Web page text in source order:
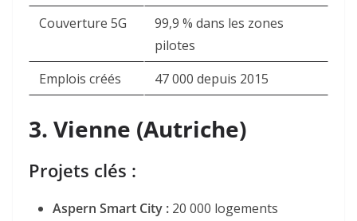
Couverture 5G
99,9 % dans les zones
pilotes
Emplois créés
47 000 depuis 2015
3. Vienne (Autriche)
Projets clés :
Aspern Smart City : 20 000 logements